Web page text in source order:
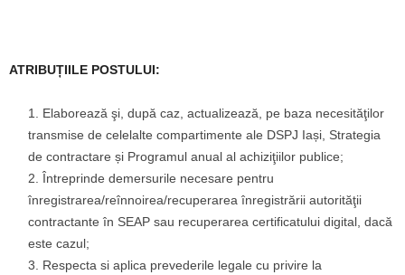
ATRIBUȚIILE POSTULUI:
Elaborează şi, după caz, actualizează, pe baza necesităţilor
transmise de celelalte compartimente ale DSPJ Iași, Strategia
de contractare și Programul anual al achiziţiilor publice;
Întreprinde demersurile necesare pentru
înregistrarea/reînnoirea/recuperarea înregistrării autorităţii
contractante în SEAP sau recuperarea certificatului digital, dacă
este cazul;
Respecta si aplica prevederile legale cu privire la